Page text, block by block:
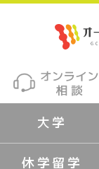
大学
休学留学